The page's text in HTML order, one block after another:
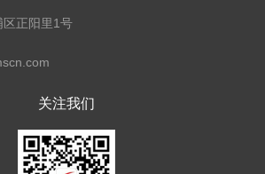
区正阳里1号
关注我们